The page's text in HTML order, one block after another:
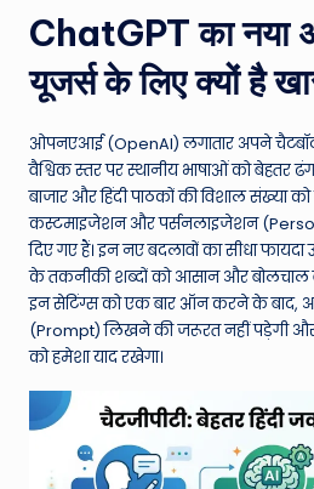
h
W
o
rl
d
ChatGPT का नया
यूजर्स के लिए क्यों है
ओपनएआई (OpenAI) लगातार अपने चैटबॉट
वैश्विक स्तर पर स्थानीय भाषाओं को बेहतर
बाजार और हिंदी पाठकों की विशाल संख्या
कस्टमाइजेशन और पर्सनलाइजेशन
दिए गए हैं। इन नए बदलावों का सीधा फायदा
के तकनीकी शब्दों को आसान और बोलचाल
इन सेटिंग्स को एक बार ऑन करने के बाद,
(Prompt) लिखने की जरूरत नहीं पड़ेगी
को हमेशा याद रखेगा।